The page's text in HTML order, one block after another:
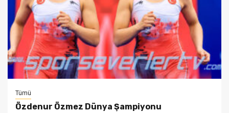
Tümü
Özdenur Özmez Dünya Şampiyonu